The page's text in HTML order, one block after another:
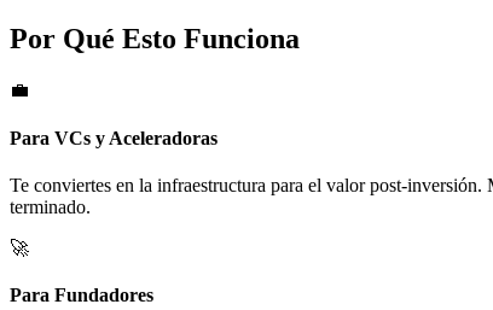
Por Qué Esto Funciona
💼
Para VCs y Aceleradoras
Te conviertes en la infraestructura para el valor post-inversión.
terminado.
🚀
Para Fundadores